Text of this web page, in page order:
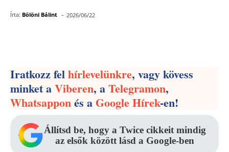
Írta: Bölöni Bálint - 2026/06/22
Iratkozz felhírlevelünkre, vagy kövess
minket aViberen, aTelegramon,
Whatsapponés aGoogle Hírek-en!
Állítsd be, hogy a Twice cikkeit mindig
az elsők között lásd a Google-ben